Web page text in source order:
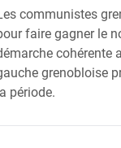
com­mu­nistes
faire gagner le
cohé­rente
gre­no­bloise
période.